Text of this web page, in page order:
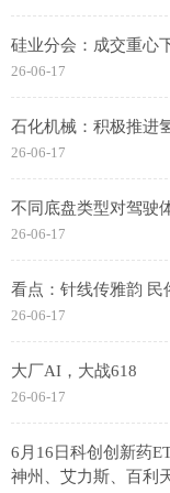
硅业分会：成交重心
26-06-17
石化机械：积极推进
26-06-17
不同底盘类型对驾驶
26-06-17
看点：针线传雅韵 民
26-06-17
大厂AI，大战618
26-06-17
6月16日科创创新药
神州、艾力斯、百利